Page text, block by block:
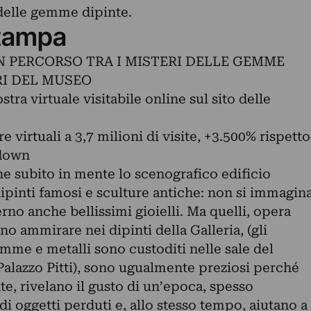
gemme dipinte.
TRA I MISTERI DELLE GEMME
DEL MUSEO
virtuale visitabile online sul sito delle
virtuali a 3,7 milioni di visite, +3.500% rispetto
subito in mente lo scenografico edificio
famosi e sculture antiche: non si
anche bellissimi gioielli. Ma quelli, opera
ammirare nei dipinti della Galleria, (gli
e metalli sono custoditi nelle sale del
Pitti), sono ugualmente preziosi perché
rivelano il gusto di un’epoca, spesso
oggetti perduti e, allo stesso tempo, aiutano a